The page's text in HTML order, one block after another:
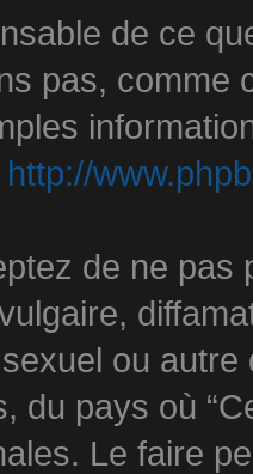
de ce
pas,
http://
de ne pas
ou
du pays où
Le faire